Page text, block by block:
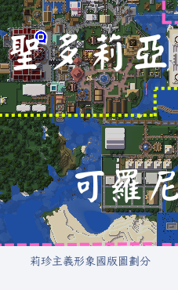
莉珍主義形象國版圖劃分